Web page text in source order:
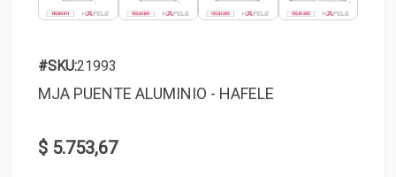
#SKU:21993
MJA PUENTE ALUMINIO - HAFELE
$ 5.753,67